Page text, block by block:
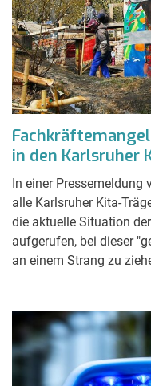
in den Karlsruher
In einer Pressemeldung
alle Karlsruher Kita-
die aktuelle Situation
aufgerufen, bei dieser
an einem Strang zu